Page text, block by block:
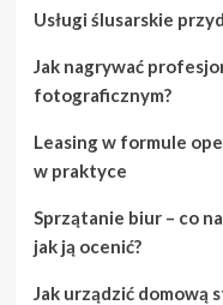
Usługi ślusarskie
Jak nagrywać
fotograficznym?
Leasing w formule
w praktyce
Sprzątanie biur – co
jak ją ocenić?
Jak urządzić domową